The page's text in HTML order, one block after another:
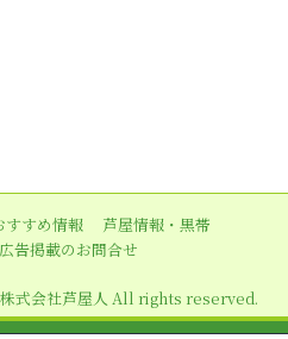
すすめ情報
芦屋情報・黒帯
広告掲載のお問合せ
式会社芦屋人 All rights reserved.